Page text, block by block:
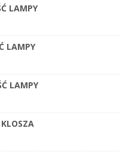
LAMPY
LAMPY
LAMPY